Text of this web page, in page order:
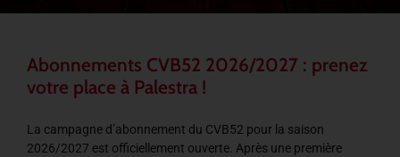
Abonnements CVB52 2026/2027 : prenez
votre place à Palestra !
La campagne d’abonnement du CVB52 pour la saison
2026/2027 est officiellement ouverte. Après une première